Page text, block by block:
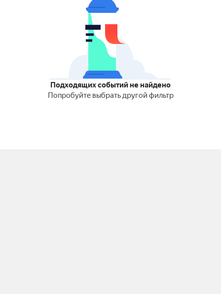
Подходящих событий не найдено
Попробуйте выбрать другой фильтр